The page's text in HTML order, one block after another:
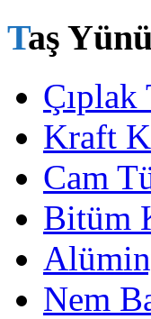
Taş
Çıplak
Kraft
Cam
Bitüm
Nem